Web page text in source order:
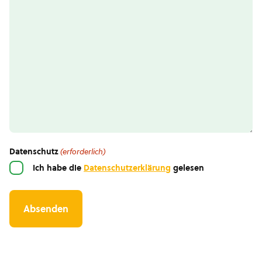
Datenschutz(erforderlich)
Ich habe die Datenschutzerklärung gelesen